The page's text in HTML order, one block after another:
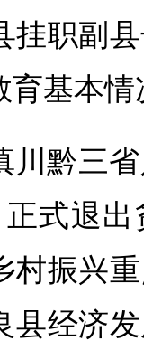
挂职副
育基本情
川黔三
正式退
村振兴
县经济